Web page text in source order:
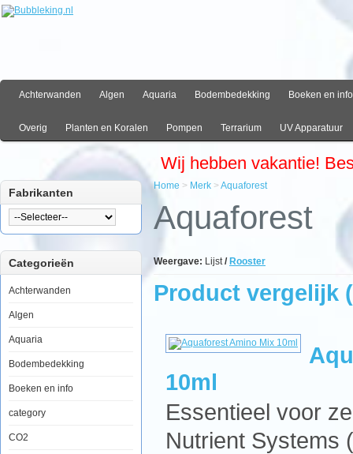
Achterwanden Algen Aquaria Bodembedekking Boeken en info
Overig Planten en Koralen Pompen Terrarium UV Apparatuur
Wij hebben vakantie!
Fabrikanten
Categorieën
Achterwanden
Algen
Aquaria
Bodembedekking
Boeken en info
category
CO2
Home > Merk > Aquaforest
Aquaforest
Weergave: Lijst/ Rooster
Product vergelijk
10ml
Essentieel voor
Nutrient Systems